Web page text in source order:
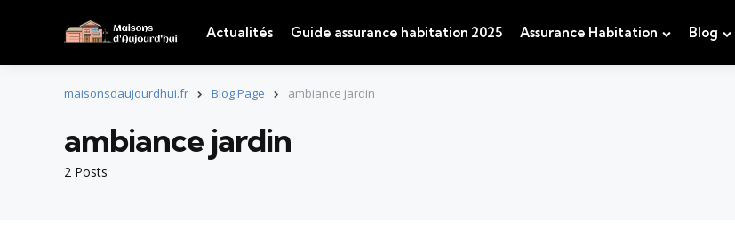
Actualités Guide assurance habitation 2025 Assurance Habitation Blog
maisonsdaujourdhui.fr Blog Page ambiance jardin
2 Posts
ambiance jardin